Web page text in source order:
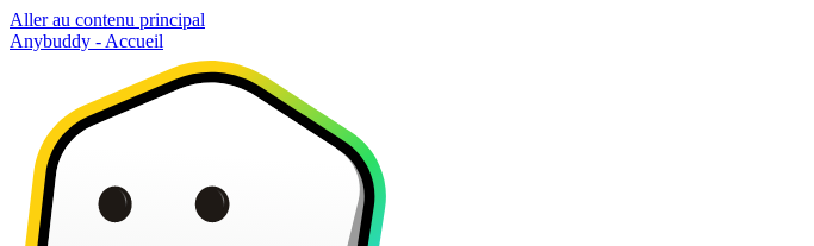
Aller au contenu principal
Anybuddy - Accueil